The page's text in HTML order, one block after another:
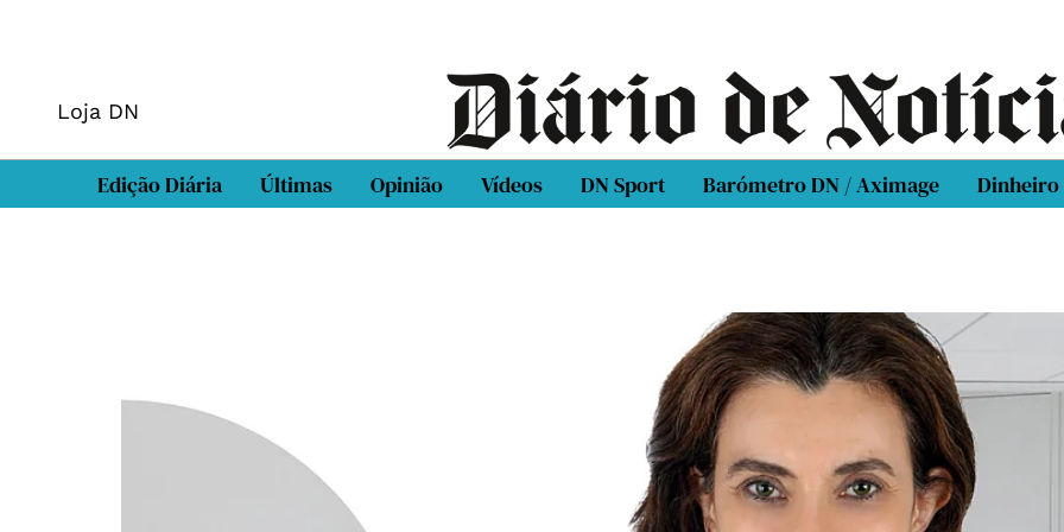
Loja DN
Edição Diária Últimas Opinião Vídeos DN Sport Barómetro DN / Aximage Dinheiro